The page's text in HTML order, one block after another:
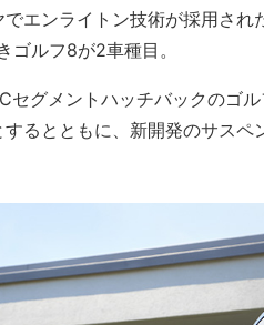
エンライトン技術が採用され
ゴルフ8が2車種目。
グメントハッチバックのゴ
るとともに、新開発のサス